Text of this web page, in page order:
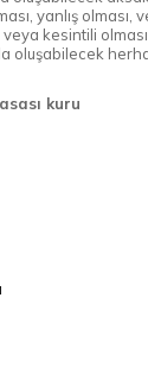
yanlış olması,
kesintili olması
oluşabilecek
kuru